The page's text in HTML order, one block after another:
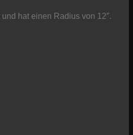
hat einen Radius von 12″.